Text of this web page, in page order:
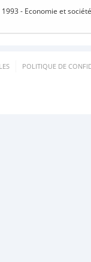
- Economie et
POLITIQUE DE